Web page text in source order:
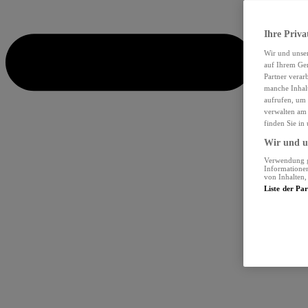
Ihre
Wir und
auf Ihrem
Partner
manche
aufrufen, um
verwalten
finden Sie in
Wir und
Verwendung
von Inhalten,
Liste der